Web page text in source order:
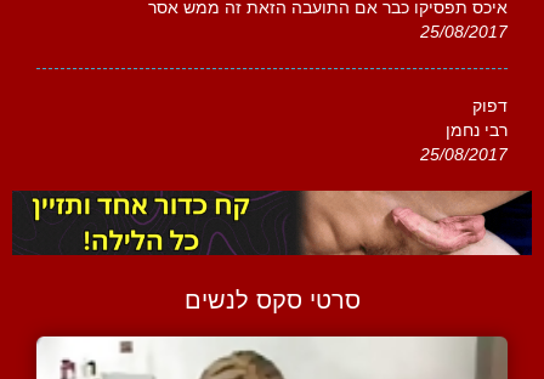
איכס תפסיקו כבר אם התועבה הזאת זה ממש אסר
25/08/2017
דפוק
רבי נחמן
25/08/2017
סרטי סקס לנשים